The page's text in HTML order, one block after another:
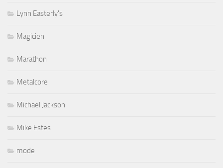
Lynn Easterly's
Magicien
Marathon
Metalcore
Michael Jackson
Mike Estes
mode